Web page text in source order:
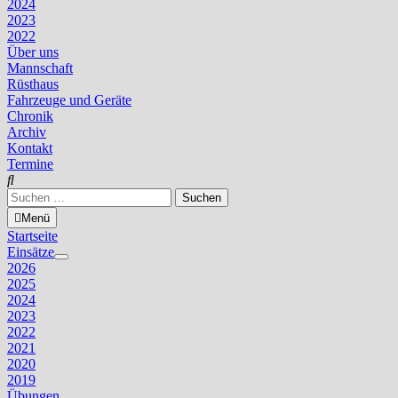
2024
2023
2022
Über uns
Mannschaft
Rüsthaus
Fahrzeuge und Geräte
Chronik
Archiv
Kontakt
Termine
Suchen
nach:Menü
Startseite
Einsätze
Untermenü
2026
2025
2024
2023
2022
2021
2020
2019